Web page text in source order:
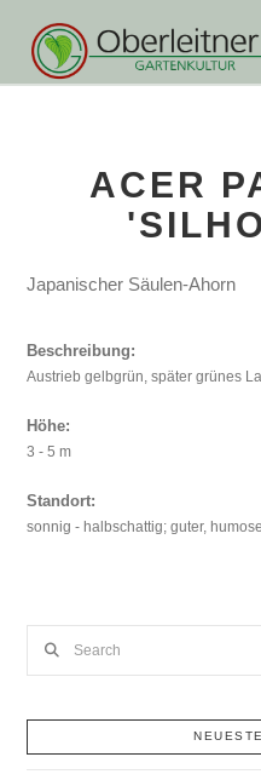
ACER
Japanischer Säulen-Ahorn
Beschreibung:
Austrieb gelbgrün, später grünes
Höhe:
3 - 5 m
Standort:
sonnig - halbschattig; guter,